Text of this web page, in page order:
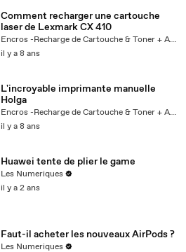
Comment recharger une cartouche
laser de Lexmark CX 410
Encros -Recharge de Cartouche & Toner + Actus
il y a 8 ans
L'incroyable imprimante manuelle
Holga
Encros -Recharge de Cartouche & Toner + Actus
il y a 8 ans
Huawei tente de plier le game
Les Numeriques
il y a 2 ans
Faut-il acheter les nouveaux AirPods ?
Les Numeriques